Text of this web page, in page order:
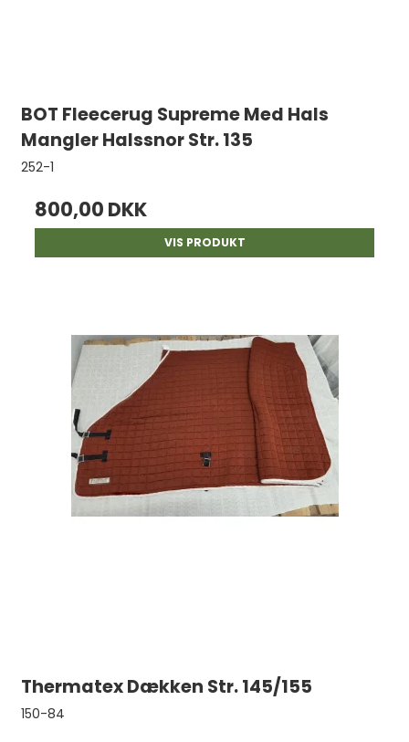
BOT Fleecerug Supreme Med Hals
Mangler Halssnor Str. 135
252-1
800,00 DKK
VIS PRODUKT
Thermatex Dækken Str. 145/155
150-84